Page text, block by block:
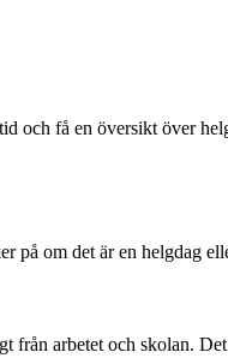
och få en översikt över
på om det är en helgdag
arbetet och skolan.